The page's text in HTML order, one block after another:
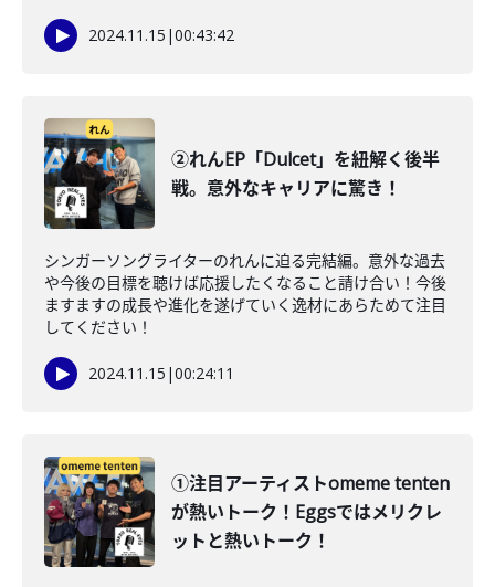
2024.11.15 |00:43:42
②れんEP「Dulcet」を紐解く後半
戦。意外なキャリアに驚き！
シンガーソングライターのれんに迫る完結編。意外な過去
や今後の目標を聴けば応援したくなること請け合い！今後
ますますの成長や進化を遂げていく逸材にあらためて注目
してください！
2024.11.15 |00:24:11
①注目アーティストomeme tenten
が熱いトーク！Eggsではメリクレ
ットと熱いトーク！